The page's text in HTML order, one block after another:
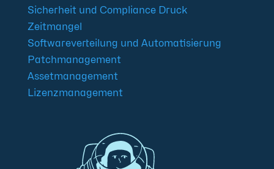
Sicherheit und Compliance Druck
Zeitmangel
Softwareverteilung und Automatisierung
Patchmanagement
Assetmanagement
Lizenzmanagement